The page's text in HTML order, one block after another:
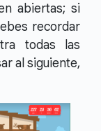
abiertas; si
recordar
todas las
al siguiente,